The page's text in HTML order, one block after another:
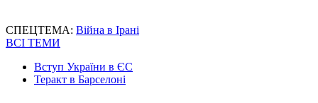
СПЕЦТЕМА: Війна в Ірані
ВСІ ТЕМИ
Вступ України в ЄС
Теракт в Барселоні